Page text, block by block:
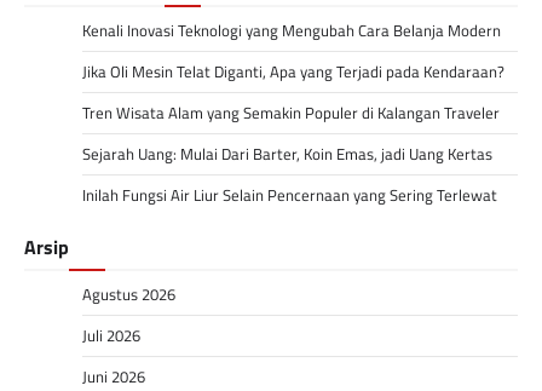
Kenali Inovasi Teknologi yang Mengubah Cara Belanja Modern
Jika Oli Mesin Telat Diganti, Apa yang Terjadi pada Kendaraan?
Tren Wisata Alam yang Semakin Populer di Kalangan Traveler
Sejarah Uang: Mulai Dari Barter, Koin Emas, jadi Uang Kertas
Inilah Fungsi Air Liur Selain Pencernaan yang Sering Terlewat
Arsip
Agustus 2026
Juli 2026
Juni 2026